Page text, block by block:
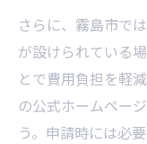
墓じまい
改葬先選びと
墓じま
永代供養
さらに、霧島市で
が設けられている
とで費用負担を軽
の公式ホームペー
う。申請時には必